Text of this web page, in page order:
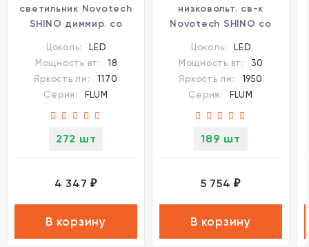
светильник Novotech
SHINO диммир. со
цв.температуры, пульт
ДУ/Tuya Smart Life
IP20 LED Ra90 Lm1170
18W 48V 3000-6000K
FLUM
Цоколь:
LED
Мощность вт:
18
Яркость лм:
1170
Серия:
FLUM
272 шт
4 347₽
В корзину
низковольт. св-к
Novotech SHINO со
цв.температуры, пульт
ДУ/Tuya Smart Life
IP20 LED Ra90 Lm1950
30W 48V 3000-6000K
FLUM
Цоколь:
LED
Мощность вт:
30
Яркость лм:
1950
Серия:
FLUM
189 шт
5 754₽
В корзину